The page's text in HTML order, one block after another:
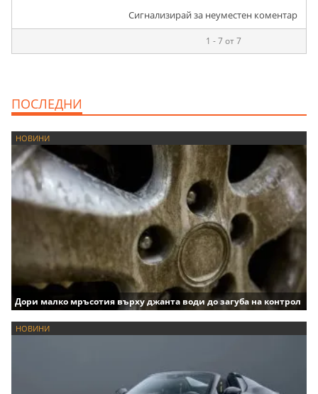
Сигнализирай за неуместен коментар
1 - 7 от 7
ПОСЛЕДНИ
НОВИНИ
Дори малко мръсотия върху джанта води до загуба на контрол
НОВИНИ